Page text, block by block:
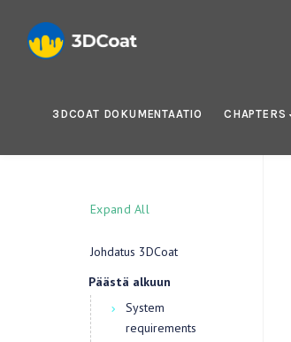
3DCOAT DOKUMENTAATIO CHAPTERS
Expand All
Johdatus 3DCoat
Päästä alkuun
System
requirements